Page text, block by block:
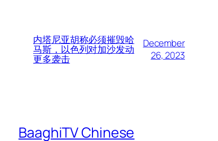
内塔尼亚胡称必须摧毁哈
马斯，以色列对加沙发动
更多袭击
December
26, 2023
BaaghiTV Chinese